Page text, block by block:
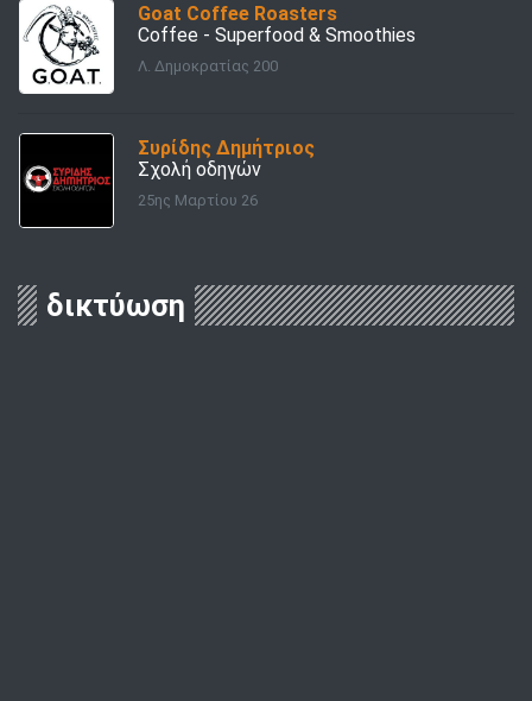
Goat Coffee Roasters
Coffee - Superfood & Smoothies
Λ. Δημοκρατίας 200
Συρίδης Δημήτριος
Σχολή οδηγών
25ης Μαρτίου 26
δικτύωση